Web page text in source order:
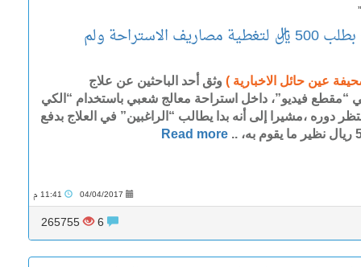
يُفاجئ الراغبين في العلاج بطلب 500 ريال لتغطية مصاريف الاستراحة ولم
عين حائل الاخبارية ) وثق أحد الباحثين عن علاج
“مقطع فيديو”، داخل استراحة معالج شعبي باستخدام “الكي
دوره ،مشيرا إلى أنه بدا يطالب “الراغبين” في العلاج بدفع
..
Read more
04/04/2017
265755